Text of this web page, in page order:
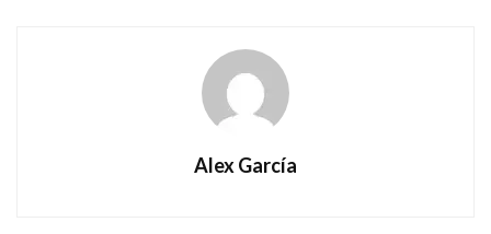
Alex García